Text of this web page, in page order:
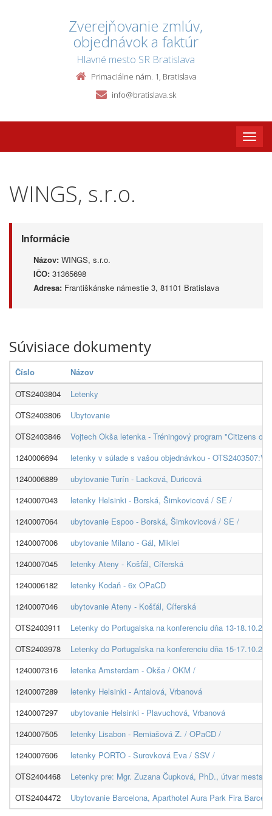
Zverejňovanie zmlúv,
objednávok a faktúr
Hlavné mesto SR Bratislava
Primaciálne nám. 1, Bratislava
info@bratislava.sk
Toggle
WINGS, s.r.o.
Informácie
Názov: WINGS, s.r.o.
IČO: 31365698
Adresa: Františkánske námestie 3, 81101 Bratislava
Súvisiace dokumenty
Číslo
Názov
OTS2403804
Letenky
OTS2403806
Ubytovanie
OTS2403846
Vojtech Okša letenka - Tréningový program "Citizens on
1240006694
letenky v súlade s vašou objednávkou -
1240006889
ubytovanie Turín - Lacková, Ďuricová
1240007043
letenky Helsinki - Borská, Šimkovicová / SE /
1240007064
ubytovanie Espoo - Borská, Šimkovicová / SE /
1240007006
ubytovanie Milano - Gál, Miklei
1240007045
letenky Ateny - Košťál, Cíferská
1240006182
letenky Kodaň - 6x OPaCD
1240007046
ubytovanie Ateny - Košťál, Cíferská
OTS2403911
Letenky do Portugalska na konferenciu dňa 13-
OTS2403978
Letenky do Portugalska na konferenciu dňa 15-
1240007316
letenka Amsterdam - Okša / OKM /
1240007289
letenky Helsinki - Antalová, Vrbanová
1240007297
ubytovanie Helsinki - Plavuchová, Vrbanová
1240007505
letenky Lisabon - Remiašová Z. / OPaCD /
1240007606
letenky PORTO - Surovková Eva / SSV /
OTS2404468
Letenky pre: Mgr. Zuzana Čupková, PhD., útvar
OTS2404472
Ubytovanie Barcelona, Aparthotel Aura Park Fira